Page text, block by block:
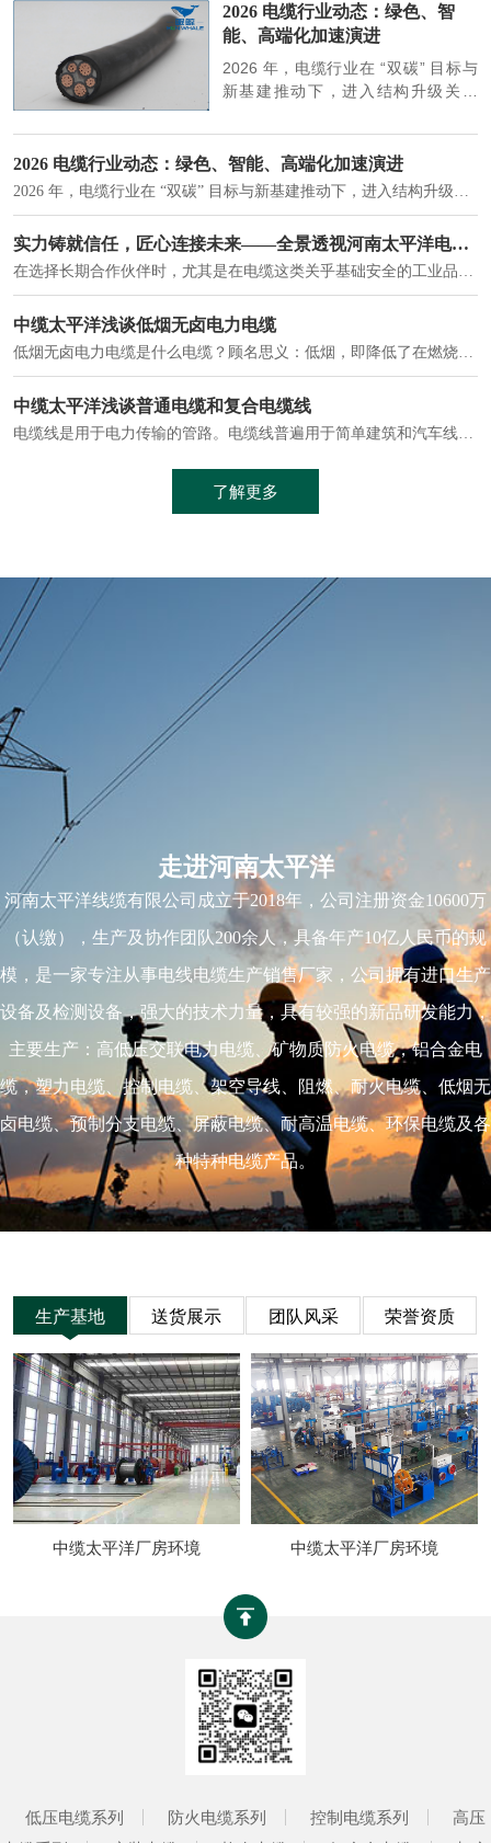
2026 电缆行业动态：绿色、智
能、高端化加速演进
2026 年，电缆行业在 “双碳” 目标与
新基建推动下，进入结构升级关键
大清晰趋势，市场格局持续优化。
2026 电缆行业动态：绿色、智能、高端化加速演进
实力铸就信任，匠心连接未来——全景透视河南太平洋电缆厂
在选择长期合作伙伴时，尤其是在电缆这类关乎基础安全的工业品上，供应商的“内在实力”远比一纸报价单更重要。今天，我们邀请您“云参观”河南太平洋电缆厂，透过每一个细节，看我们如何将“可靠”二字，铸入每一米电缆。
中缆太平洋浅谈低烟无卤电力电缆
低烟无卤电力电缆是什么电缆？顾名思义：低烟，即降低了在燃烧时有害物体的产生；卤素对于人体来说是一种有毒气体，无卤就是没有毒气体的释放，通常是针对电缆遇火灾时而言的。低烟无卤电力电缆又可以称之为环保电缆，低烟无卤电缆大多数用于医院和对环境卫生要求比较严格的地方。
中缆太平洋浅谈普通电缆和复合电缆线
电缆线是用于电力传输的管路。电缆线普遍用于简单建筑和汽车线材，作为能源输送缆线，电缆线的复杂结构勿庸置疑。根据目标功能，电缆线具有以下一些特点：建筑用和车用线材要求轻质、大批量生产、价格低廉、具有相当的电学和力学性能和长时间的耐老化性能；工业用线材必须具有符合客户要求的性能；
了解更多
走进河南太平洋
河南太平洋线缆有限公司成立于2018年，公司注册资金10600万
（认缴），生产及协作团队200余人，具备年产10亿人民币的规
模，是一家专注从事电线电缆生产销售厂家，公司拥有进口生产
设备及检测设备，强大的技术力量，具有较强的新品研发能力，
主要生产：高低压交联电力电缆、矿物质防火电缆，铝合金电
缆，塑力电缆、控制电缆、架空导线、阻燃、耐火电缆、低烟无
卤电缆、预制分支电缆、屏蔽电缆、耐高温电缆、环保电缆及各
种特种电缆产品。
生产基地 送货展示 团队风采 荣誉资质
中缆太平洋厂房环境 中缆太平洋厂房环境
低压电缆系列 防火电缆系列 控制电缆系列
高压